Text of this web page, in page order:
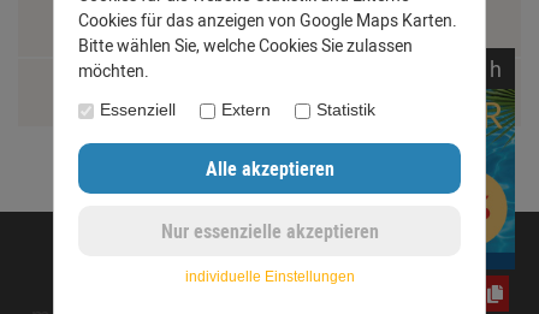
Montage und Installationshilfen
©opyright 2020 - www.dachrinnen-shop.de
h
Cookies für das anzeigen von Google Maps Karten.
Bitte wählen Sie, welche Cookies Sie zulassen
möchten.
Essenziell Extern Statistik
individuelle Einstellungen